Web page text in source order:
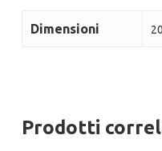
Dimensioni
Prodotti